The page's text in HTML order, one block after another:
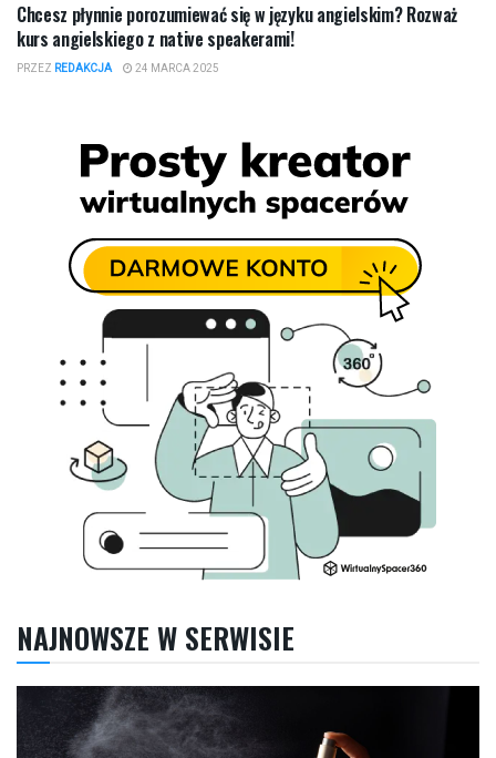
Chcesz płynnie porozumiewać się w języku angielskim? Rozważ
kurs angielskiego z native speakerami!
PRZEZ REDAKCJA 24 MARCA 2025
NAJNOWSZE W SERWISIE